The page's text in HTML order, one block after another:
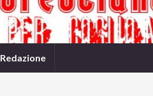
Redazione